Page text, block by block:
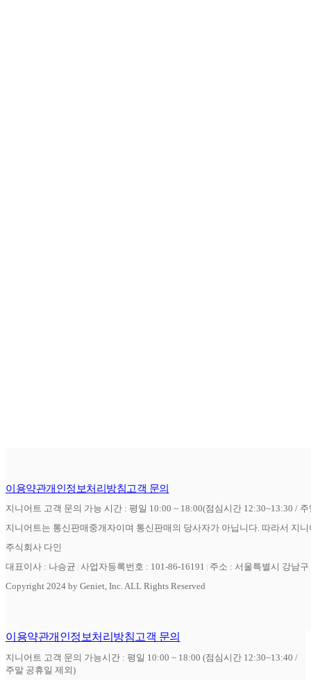
이용약관개인정보처리방침고객 문의
지니어트 고객 문의 가능 시간 : 평일 10:00 ~ 18:00(점심시간 12:30~13:30 /
지니어트는 통신판매중개자이며 통신판매의 당사자가 아닙니다. 따라서 지
주식회사 다인
대표이사 : 나승균 사업자등록번호 : 101-86-16191
주소 : 서울특별시 강남
Copyright 2024 by Geniet, Inc. ALL Rights Reserved
이용약관개인정보처리방침고객 문의
지니어트 고객 문의 가능시간 : 평일 10:00 ~ 18:00 (점심시간 12:30~13:40 /
주말 공휴일 제외)